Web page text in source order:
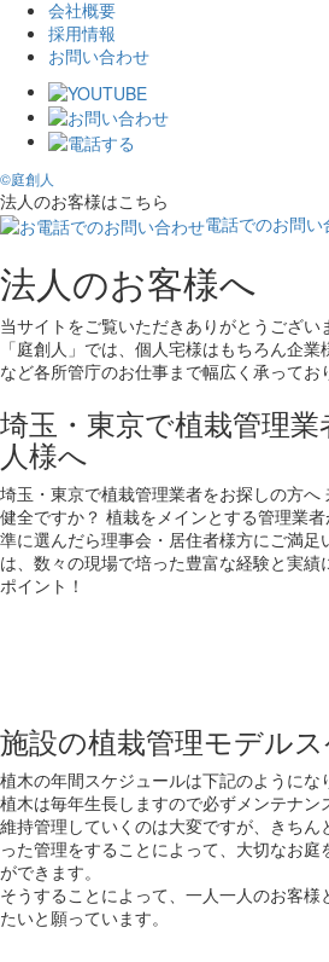
会社概要
採用情報
お問い合わせ
©庭創人
法人のお客様はこちら
電話でのお問い
法人のお客様へ
当サイトをご覧いただきありがとうござい
「庭創人」では、個人宅様はもちろん企
など各所管庁のお仕事まで幅広く承ってお
埼玉・東京で植栽管理
人様へ
埼玉・東京で植栽管理業者をお探しの方へ
健全ですか？ 植栽をメインとする管理業
準に選んだら理事会・居住者様方にご満
は、数々の現場で培った豊富な経験と実
ポイント！
施設の植栽管理モデル
植木の年間スケジュールは下記のようにな
植木は毎年生長しますので必ずメンテナン
維持管理していくのは大変ですが、きちん
った管理をすることによって、大切なお庭
ができます。
そうすることによって、一人一人のお客様
たいと願っています。